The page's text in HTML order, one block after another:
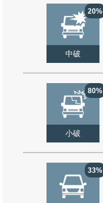
20%
中破
80%
小破
33%